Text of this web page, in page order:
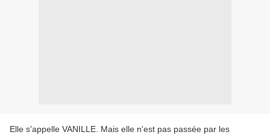
Elle s'appelle VANILLE. Mais elle n'est pas passée par les